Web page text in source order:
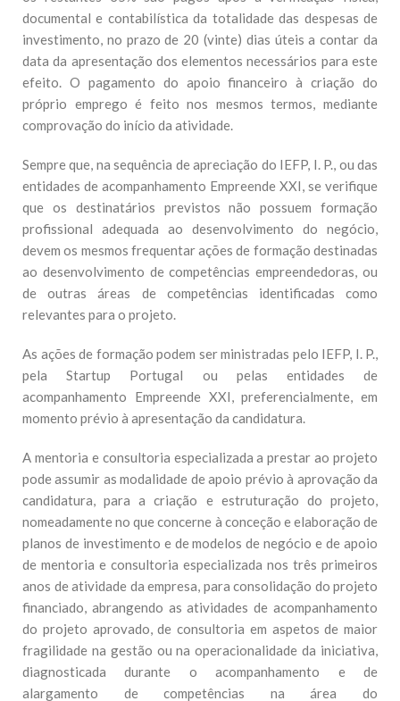
documental e contabilística da totalidade das despesas de
investimento, no prazo de 20 (vinte) dias úteis a contar da
data da apresentação dos elementos necessários para este
efeito. O pagamento do apoio financeiro à criação do
próprio emprego é feito nos mesmos termos, mediante
comprovação do início da atividade.
Sempre que, na sequência de apreciação do IEFP, I. P., ou das
entidades de acompanhamento Empreende XXI, se verifique
que os destinatários previstos não possuem formação
profissional adequada ao desenvolvimento do negócio,
devem os mesmos frequentar ações de formação destinadas
ao desenvolvimento de competências empreendedoras, ou
de outras áreas de competências identificadas como
relevantes para o projeto.
As ações de formação podem ser ministradas pelo IEFP, I. P.,
pela Startup Portugal ou pelas entidades de
acompanhamento Empreende XXI, preferencialmente, em
momento prévio à apresentação da candidatura.
A mentoria e consultoria especializada a prestar ao projeto
pode assumir as modalidade de apoio prévio à aprovação da
candidatura, para a criação e estruturação do projeto,
nomeadamente no que concerne à conceção e elaboração de
planos de investimento e de modelos de negócio e de apoio
de mentoria e consultoria especializada nos três primeiros
anos de atividade da empresa, para consolidação do projeto
financiado, abrangendo as atividades de acompanhamento
do projeto aprovado, de consultoria em aspetos de maior
fragilidade na gestão ou na operacionalidade da iniciativa,
diagnosticada durante o acompanhamento e de
alargamento de competências na área do